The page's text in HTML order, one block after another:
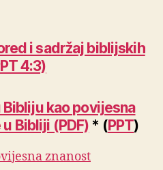
i sadržaj biblijskih
4:3)
Bibliju kao povijesna
Bibliji (PDF) * (PPT)
znanost